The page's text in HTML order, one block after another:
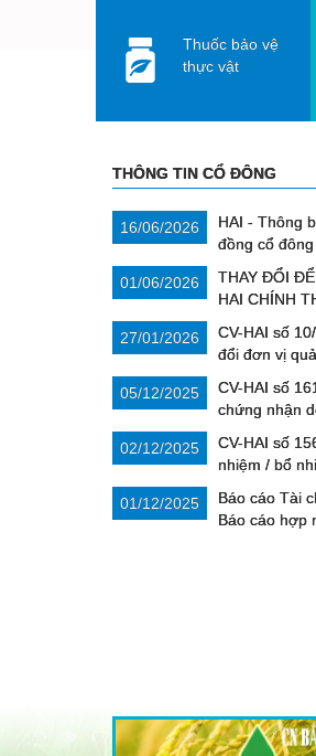
Thuốc bảo vệ
thực vật
THÔNG TIN CỔ ĐÔNG
16/06/2026
HAI - Thông
đồng cổ
2
01/06/2026
THAY ĐỔI
HAI CHÍNH
TRÚC HỆ THỐNG SẢN
27/01/2026
CV-HAI số
đổi đơn vị
Công ty
05/12/2025
CV-HAI số
chứng nhận
02/12/2025
CV-HAI số
nhiệm / bổ
thời là người đại diện theo
01/12/2025
Báo cáo Tài
Báo cáo hợp